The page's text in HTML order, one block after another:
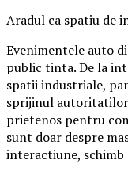
Aradul ca spatiu de
Evenimentele auto
public tinta. De la
spatii industriale,
sprijinul autoritatilor
prietenos pentru
sunt doar despre
interactiune, schimb